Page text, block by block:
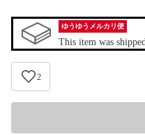
ゆうゆうメルカリ便
This item was
2